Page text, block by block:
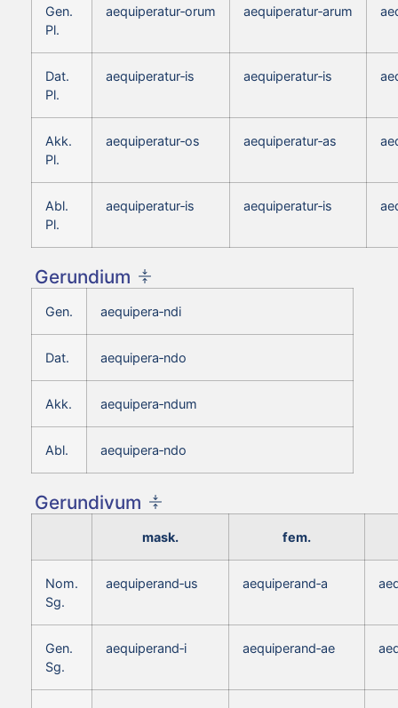
Gen.
Pl.
aequiperatur‑orum aequiperatur‑arum
Dat.
Pl.
aequiperatur‑is aequiperatur‑is
Akk.
Pl.
aequiperatur‑os aequiperatur‑as
Abl.
Pl.
aequiperatur‑is aequiperatur‑is
Gerundium
Gen. aequipera‑ndi
Dat. aequipera‑ndo
Akk. aequipera‑ndum
Abl. aequipera‑ndo
Gerundivum
mask. fem.
Nom.
Sg.
aequiperand‑us aequiperand‑a
Gen.
Sg.
aequiperand‑i aequiperand‑ae